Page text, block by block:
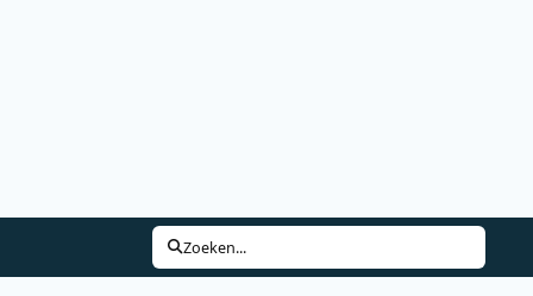
Zoeken...